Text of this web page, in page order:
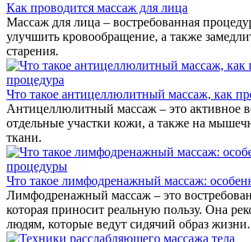
Как проводится массаж для лица
Массаж для лица – востребованная
улучшить кровообращение, а также
старения.
Что такое антицеллюлитный массаж, как
Антицеллюлитный массаж – это активное
отдельные участки кожи, а также на
ткани.
Что такое лимфодренажный массаж:
Лимфодренажный массаж – это
которая приносит реальную пользу. Она
людям, которые ведут сидячий образ жизни.